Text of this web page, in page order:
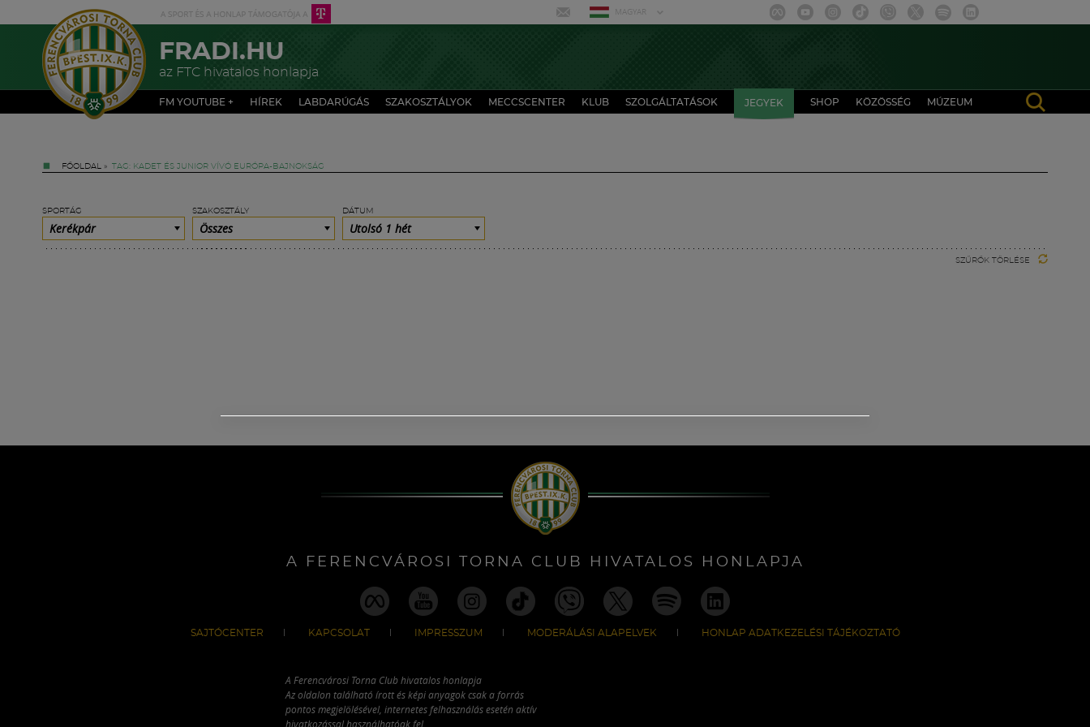
MAGYAR
FRADI.HU
az FTC hivatalos honlapja
FM YOUTUBE + HÍREK LABDARÚGÁS SZAKOSZTÁLYOK MECCSCENTER KLUB SZOLGÁLTATÁSOK JEGYEK SHOP KÖZÖSSÉG MÚZEUM
FŐOLDAL » TAG: KADET ÉS JUNIOR VÍVÓ EURÓPA-BAJNOKSÁG
SPORTÁG
Kerékpár
SZAKOSZTÁLY
Összes
DÁTUM
Utolsó 1 hét
SZŰRŐK TÖRLÉSE
A FERENCVÁROSI TORNA CLUB HIVATALOS HONLAPJA
SAJTÓCENTER KAPCSOLAT IMPRESSZUM MODERÁLÁSI ALAPELVEK HONLAP ADATKEZELÉSI TÁJÉKOZTATÓ
A Ferencvárosi Torna Club hivatalos honlapja
Az oldalon található írott és képi anyagok csak a forrás
pontos megjelölésével, internetes felhasználás esetén aktív
hivatkozással használhatóak fel.